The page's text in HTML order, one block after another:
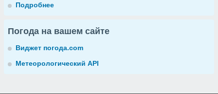
Подробнее
Погода на вашем сайте
Виджет погода.com
Метеорологический API